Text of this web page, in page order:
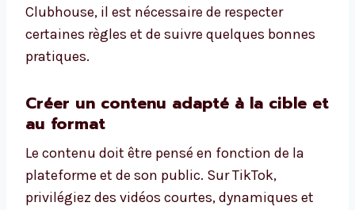
Clubhouse, il est nécessaire de respecter
certaines règles et de suivre quelques bonnes
pratiques.
Créer un contenu adapté à la cible et
au format
Le contenu doit être pensé en fonction de la
plateforme et de son public. Sur TikTok,
privilégiez des vidéos courtes, dynamiques et